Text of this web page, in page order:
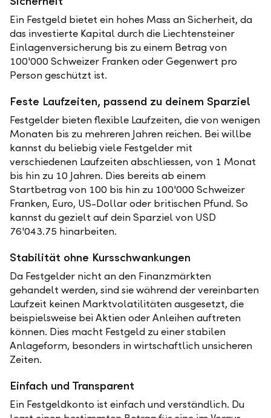
Ein Festgeld bietet ein hohes Mass an Sicherheit, da
das investierte Kapital durch die Liechtensteiner
Einlagenversicherung bis zu einem Betrag von
100'000 Schweizer Franken oder Gegenwert pro
Person geschützt ist.
Feste Laufzeiten, passend zu deinem Sparziel
Festgelder bieten flexible Laufzeiten, die von wenigen
Monaten bis zu mehreren Jahren reichen. Bei willbe
kannst du beliebig viele Festgelder mit
verschiedenen Laufzeiten abschliessen, von 1 Monat
bis hin zu 10 Jahren. Dies bereits ab einem
Startbetrag von 100 bis hin zu 100'000 Schweizer
Franken, Euro, US-Dollar oder britischen Pfund. So
kannst du gezielt auf dein Sparziel von USD
76'043.75 hinarbeiten.
Stabilität ohne Kursschwankungen
Da Festgelder nicht an den Finanzmärkten
gehandelt werden, sind sie während der vereinbarten
Laufzeit keinen Marktvolatilitäten ausgesetzt, die
beispielsweise bei Aktien oder Anleihen auftreten
können. Dies macht Festgeld zu einer stabilen
Anlageform, besonders in wirtschaftlich unsicheren
Zeiten.
Einfach und Transparent
Ein Festgeldkonto ist einfach und verständlich. Du